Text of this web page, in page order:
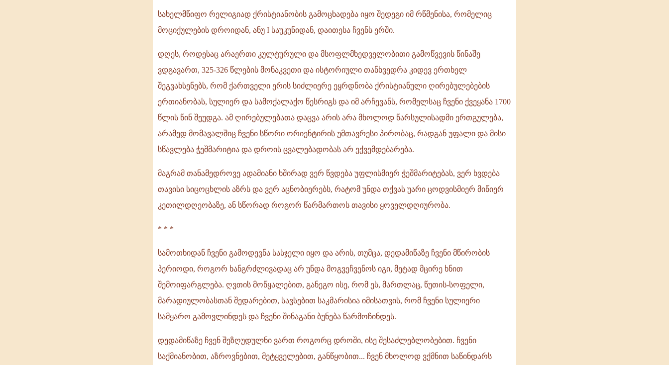
სახელმწიფო რელიგიად ქრისტიანობის გამოცხადება იყო შედეგი იმ რწმენისა, რომელიც
მოციქულების დროიდან, ანუ I საუკუნიდან, დაითესა ჩვენს ერში.
დღეს, როდესაც არაერთი კულტურული და მსოფლმხედველობითი გამოწვევის წინაშე
ვდგავართ, 325-326 წლების მონაკვეთი და ისტორიული თანხვედრა კიდევ ერთხელ
შეგვახსენებს, რომ ქართველი ერის სიძლიერე ეყრდნობა ქრისტიანული ღირებულებების
ერთიანობას, სულიერ და სამოქალაქო წესრიგს და იმ არჩევანს, რომელსაც ჩვენი ქვეყანა 1700
წლის წინ შეუდგა. ამ ღირებულებათა დაცვა არის არა მხოლოდ წარსულისადმი ერთგულება,
არამედ მომავალშიც ჩვენი სწორი ორიენტირის უმთავრესი პირობაც, რადგან უფალი და მისი
სწავლება ჭეშმარიტია და დროის ცვალებადობას არ ექვემდებარება.
მაგრამ თანამედროვე ადამიანი ხშირად ვერ წვდება უფლისმიერ ჭეშმარიტებას, ვერ ხვდება
თავისი სიცოცხლის აზრს და ვერ აცნობიერებს, რატომ უნდა თქვას უარი ცოდვისმიერ მიწიერ
კეთილდღეობაზე, ან სწორად როგორ წარმართოს თავისი ყოველდღიურობა.
* * *
სამოთხიდან ჩვენი გამოდევნა სასჯელი იყო და არის, თუმცა, დედამიწაზე ჩვენი მწირობის
პერიოდი, როგორ ხანგრძლივადაც არ უნდა მოგვეჩვენოს იგი, მეტად მცირე ხნით
შემოიფარგლება. ღვთის მოწყალებით, განეგო ისე, რომ ეს, მართლაც, წუთის-სოფელი,
მარადიულობასთან შედარებით, სავსებით საკმარისია იმისათვის, რომ ჩვენი სულიერი
სამყარო გამოვლინდეს და ჩვენი შინაგანი ბუნება წარმოჩინდეს.
დედამიწაზე ჩვენ შეზღუდულნი ვართ როგორც დროში, ისე შესაძლებლობებით. ჩვენი
საქმიანობით, აზროვნებით, მეტყველებით, განწყობით... ჩვენ მხოლოდ ვქმნით საწინდარს